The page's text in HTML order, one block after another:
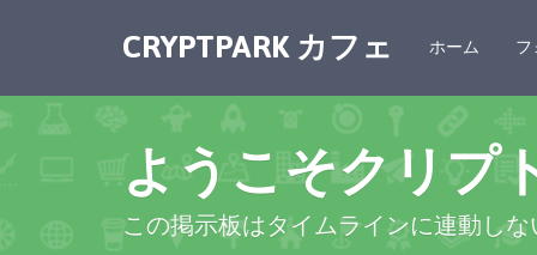
CRYPTPARK カフェ ホーム フ
ようこそクリプ
この掲示板はタイムラインに連動し